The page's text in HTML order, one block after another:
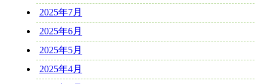
2025年7月
2025年6月
2025年5月
2025年4月